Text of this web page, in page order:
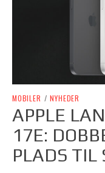
MOBILER / NYHEDER
APPLE
17E:
PLADS TIL